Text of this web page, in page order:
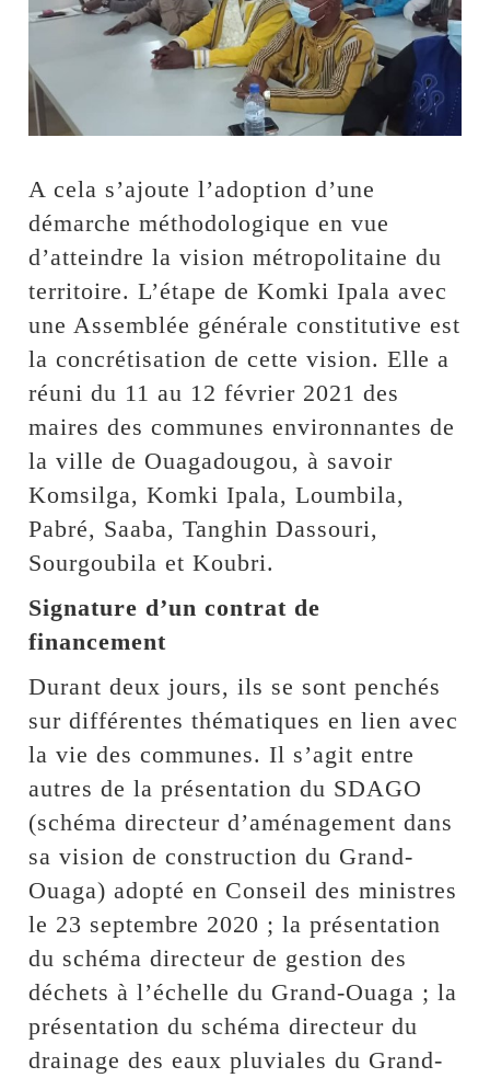
A cela s’ajoute l’adoption d’une
démarche méthodologique en vue
d’atteindre la vision métropolitaine du
territoire. L’étape de Komki Ipala avec
une Assemblée générale constitutive est
la concrétisation de cette vision. Elle a
réuni du 11 au 12 février 2021 des
maires des communes environnantes de
la ville de Ouagadougou, à savoir
Komsilga, Komki Ipala, Loumbila,
Pabré, Saaba, Tanghin Dassouri,
Sourgoubila et Koubri.
Signature d’un contrat de
financement
Durant deux jours, ils se sont penchés
sur différentes thématiques en lien avec
la vie des communes. Il s’agit entre
autres de la présentation du SDAGO
(schéma directeur d’aménagement dans
sa vision de construction du Grand-
Ouaga) adopté en Conseil des ministres
le 23 septembre 2020 ; la présentation
du schéma directeur de gestion des
déchets à l’échelle du Grand-Ouaga ; la
présentation du schéma directeur du
drainage des eaux pluviales du Grand-